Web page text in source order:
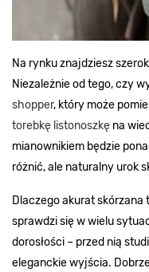
Na rynku znajdziesz
Niezależnie od tego, czy
shopper, który może
torebkę listonoszkę na
mianownikiem będzie
różnić, ale naturalny urok
Dlaczego akurat skórzana
sprawdzi się w wielu
dorosłości – przed nią
eleganckie wyjścia.